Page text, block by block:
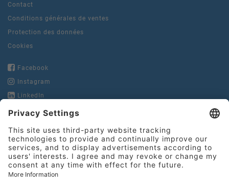
Contact
Conditions générales de ventes
Protection des données
Cookies
Facebook
Instagram
LinkedIn
YouTube
Hinderer + Muhlich
France S.N.C.